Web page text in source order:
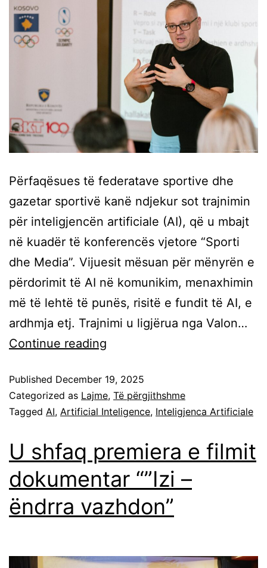
Përfaqësues të federatave sportive dhe
gazetar sportivë kanë ndjekur sot trajnimin
për inteligjencën artificiale (AI), që u mbajt
në kuadër të konferencës vjetore “Sporti
dhe Media”. Vijuesit mësuan për mënyrën e
përdorimit të AI në komunikim, menaxhimin
më të lehtë të punës, risitë e fundit të AI, e
ardhmja etj. Trajnimi u ligjërua nga Valon…
Continue reading
Published December 19, 2025
Categorized as Lajme, Të përgjithshme
Tagged AI, Artificial Inteligence, Inteligjenca Artificiale
U shfaq premiera e filmit
dokumentar “”Izi –
ëndrra vazhdon”